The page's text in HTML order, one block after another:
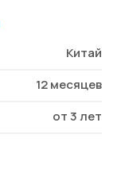
Китай
12 месяцев
от 3 лет